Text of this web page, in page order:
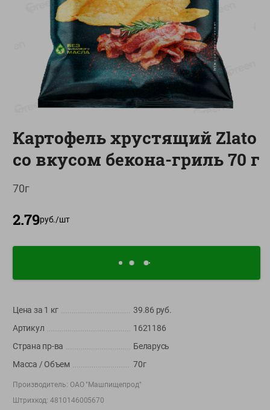
Показано 1-14 из 78
Показать 15-28 из 78
Каталог товаров
О сервисе
Приложение Green c
AppGallery
выходной
Пишите нам свои вопросы, предложения и комментарии
Картофель хрустящий Zlato
со вкусом бекона-гриль 70 г
70г
2.79руб./шт
Цена за 1 кг 39.86 руб.
Артикул
1621186
Страна пр-ва
Беларусь
Масса / Объем
70г
Производитель: ОАО "Машпищепрод"
Штрихкод:4810146005670